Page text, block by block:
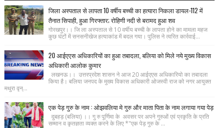
जिला अस्पताल से लापता 10 वर्षीय बच्ची का हत्यारा निकला डायल-112 में
तैनात सिपाही, हुआ गिरफ्तार; रोहिणी नदी से बरामद हुआ शव
गोरखपुर।। जि ला अस्पताल से 10 वर्षीय बच्ची के लापता होने का मामला महज
कुछ घंटों में सनसनीखेज हत्याकांड में बदल गया। पुलिस ने त्वरित कार्रवाई...
20 आईएएस अधिकारियों का हुआ तबादला, बलिया को मिले नये मुख्य विकास
अधिकारी आलोक कुमार
लखनऊ।। उत्तरप्रदेश शासन ने आज 20 आईएएस अधिकारियो का तबादला
किया है। बलिया जनपद के मुख्य विकास अधिकारी ओजस्वी राज को नगर आयुक्त
मथुरा वृन्...
एक पेड़ गुरु के नाम : ओझवलिया मे गुरु और माता पिता के नाम लगाया गया पेड़
दुबहड़ (बलिया) ।। गु रु पूर्णिमा के अवसर पर अपने गुरुओं एवं प्रकृति के प्रति
सम्मान व कृतज्ञता व्यक्त करने के लिए *"एक पेड़ गुरु के ...